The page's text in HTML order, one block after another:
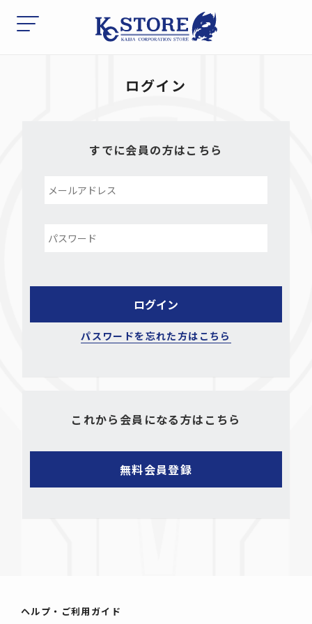
ログイン
すでに会員の方はこちら
パスワードを忘れた方はこちら
これから会員になる方はこちら
ヘルプ・ご利用ガイド